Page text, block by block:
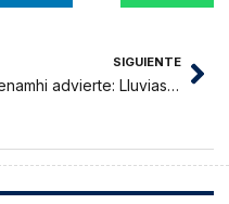
SIGUIENTE
Senamhi advierte: Lluvias descargas eléctricas y fuertes vientos en San Martín